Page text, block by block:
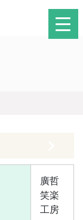
廣哲
笑楽
工房